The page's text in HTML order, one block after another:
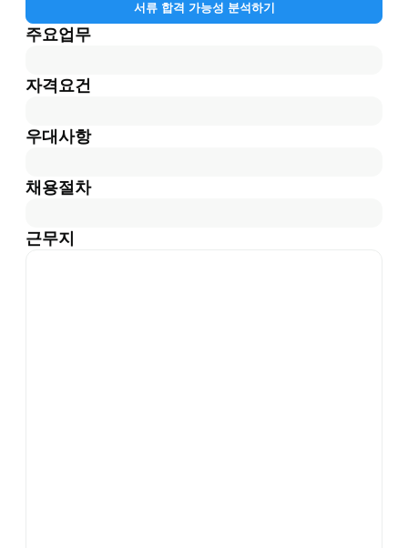
서류 합격 가능성 분석하기
주요업무
자격요건
우대사항
채용절차
근무지